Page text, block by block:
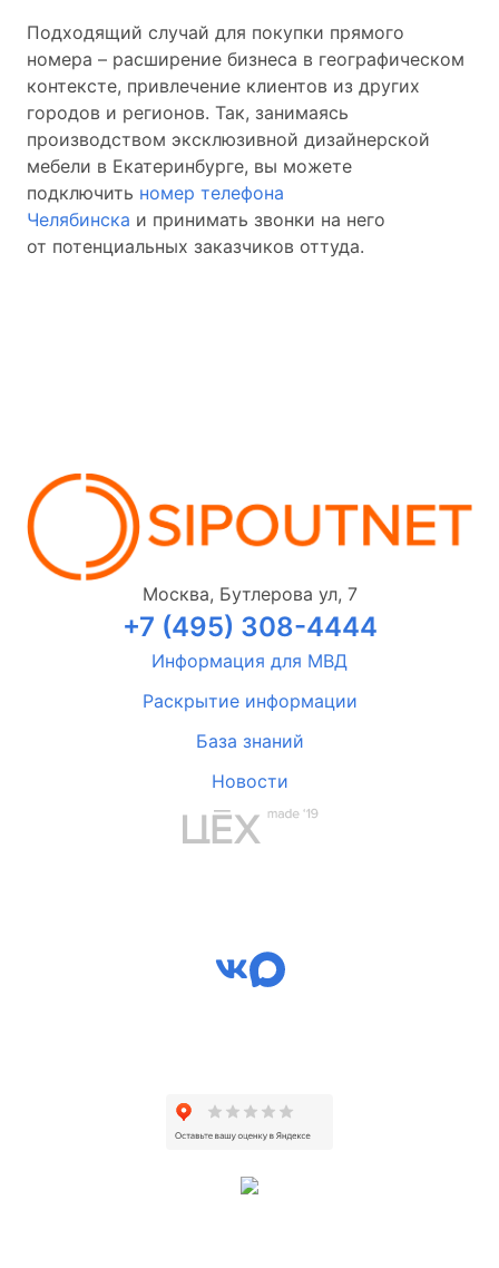
Подходящий случай для покупки прямого
номера – расширение бизнеса в географическом
контексте, привлечение клиентов из других
городов и регионов. Так, занимаясь
производством эксклюзивной дизайнерской
мебели в Екатеринбурге, вы можете
подключить номер телефона
Челябинска и принимать звонки на него
от потенциальных заказчиков оттуда.
Москва, Бутлерова ул, 7
+7 (495) 308-4444
Информация для МВД
Раскрытие информации
База знаний
Новости